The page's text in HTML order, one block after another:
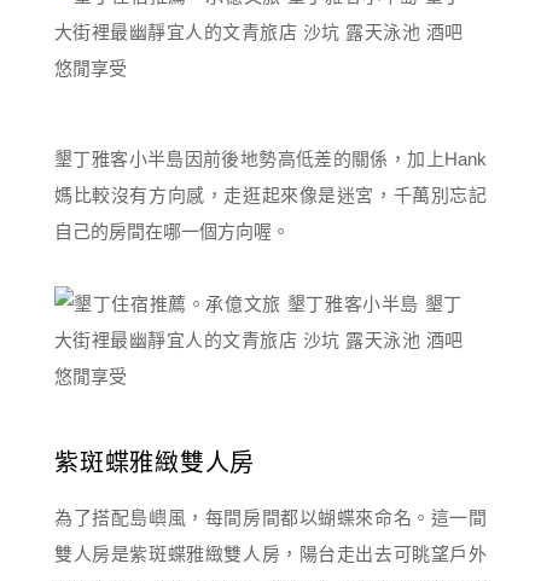
墾丁雅客小半島因前後地勢高低差的關係，加上Hank
媽比較沒有方向感，走逛起來像是迷宮，千萬別忘記
自己的房間在哪一個方向喔。
紫斑蝶雅緻雙人房
為了搭配島嶼風，每間房間都以蝴蝶來命名。這一間
雙人房是紫斑蝶雅緻雙人房，陽台走出去可眺望戶外